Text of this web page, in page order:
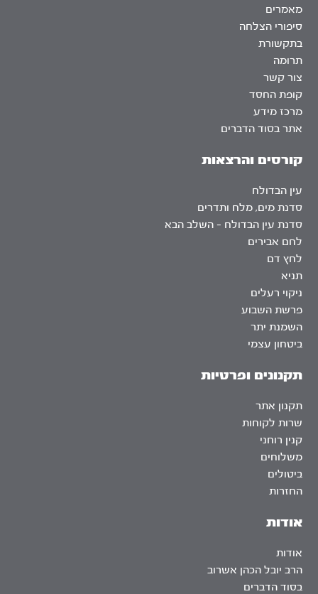
אודות
אודות
הרב יובל הכהן אשרוב
בסוד הדברים
מאמרים
סיפורי הצלחה
בתקשורת
תרומה
צור קשר
קופת החסד
מרכז מידע
אתר בסוד הדברים
קורסים והרצאות
עין הבדולח
סדנת מים, מלח ותדרים
סדנת עין הבדולח – השלב הבא
לחם אבירים
לחץ דם
תניא
ניקוי רעלים
פרשת השבוע
השמנת יתר
ביטחון עצמי
תקנונים ופרטיות
תקנון אתר
שרות לקוחות
קנין רוחני
משלוחים
ביטולים
החזרות